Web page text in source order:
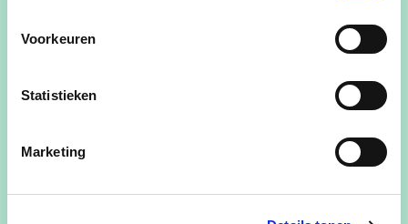
Voorkeuren
Statistieken
Marketing